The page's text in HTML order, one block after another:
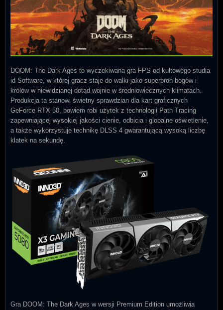
DOOM: The Dark Ages to wyczekiwana gra FPS od kultowego studia
id Software, w której gracz staje do walki jako superbroń bogów i
królów w niewidzianej dotąd wojnie w średniowiecznych klimatach.
Produkcja ta stanowi świetny sprawdzian dla kart graficznych
GeForce RTX 50, bowiem robi użytek z technologii Path Tracing
zapewniającej wysokiej jakości cienie, odbicia i globalne oświetlenie,
a także wykorzystuje technikę DLSS 4 gwarantującą wysoką liczbę
klatek na sekundę.
Gra DOOM: The Dark Ages w wersji Premium Edition umożliwia